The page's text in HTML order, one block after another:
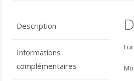
Description
Informations
complémentaires